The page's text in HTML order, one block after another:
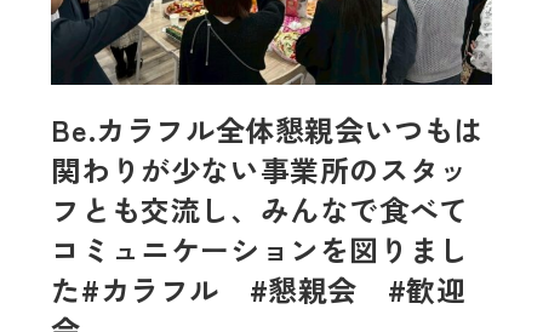
Be.カラフル全体懇親会いつもは
関わりが少ない事業所のスタッ
フとも交流し、みんなで食べて
コミュニケーションを図りまし
た#カラフル #懇親会 #歓迎